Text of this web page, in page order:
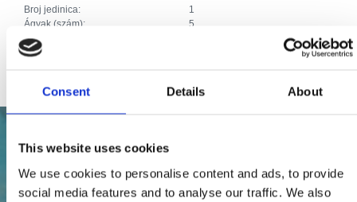
Consent Details About
This website uses cookies
We use cookies to personalise content and ads, to provide
social media features and to analyse our traffic. We also
Broj jedinica:
1
Ágyak (szám):
5
Pótágyak (szám):
Ágyak száma összesen: